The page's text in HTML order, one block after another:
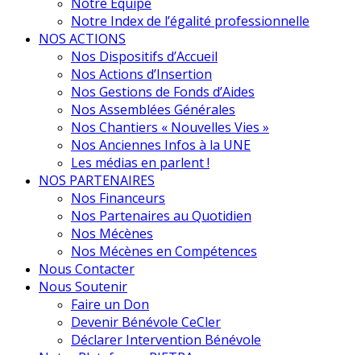
Notre Index de l’égalité professionnelle
NOS ACTIONS
Nos Dispositifs d’Accueil
Nos Actions d’Insertion
Nos Gestions de Fonds d’Aides
Nos Assemblées Générales
Nos Chantiers « Nouvelles Vies »
Nos Anciennes Infos à la UNE
Les médias en parlent !
NOS PARTENAIRES
Nos Financeurs
Nos Partenaires au Quotidien
Nos Mécènes
Nos Mécènes en Compétences
Nous Contacter
Nous Soutenir
Faire un Don
Devenir Bénévole CeCler
Déclarer Intervention Bénévole